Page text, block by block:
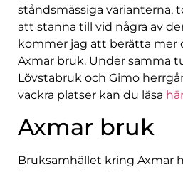
ståndsmässiga varianterna,
att stanna till vid några av
kommer jag att berätta mer
Axmar bruk. Under samma
Lövstabruk och Gimo
vackra platser kan du läsa
Axmar bruk
Bruksamhället kring Axmar